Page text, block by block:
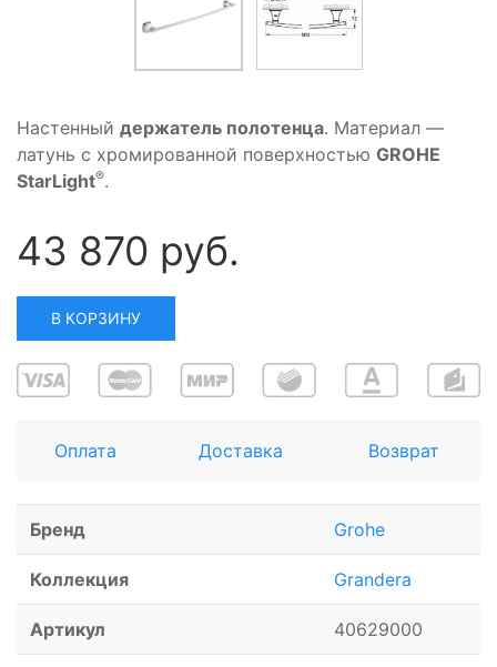
Настенный держатель полотенца. Материал —
латунь с хромированной поверхностью GROHE
StarLight®.
43 870 руб.
В КОРЗИНУ
Оплата Доставка Возврат
Бренд Grohe
Коллекция Grandera
Артикул 40629000